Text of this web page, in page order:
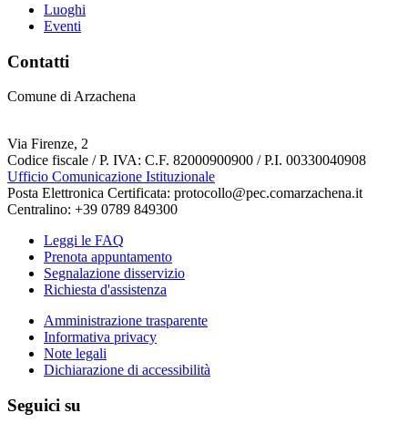
Luoghi
Eventi
Contatti
Comune di Arzachena
Via Firenze, 2
Codice fiscale / P. IVA: C.F. 82000900900 / P.I. 00330040908
Ufficio Comunicazione Istituzionale
Posta Elettronica Certificata: protocollo@pec.comarzachena.it
Centralino: +39 0789 849300
Leggi le FAQ
Prenota appuntamento
Segnalazione disservizio
Richiesta d'assistenza
Amministrazione trasparente
Informativa privacy
Note legali
Dichiarazione di accessibilità
Seguici su